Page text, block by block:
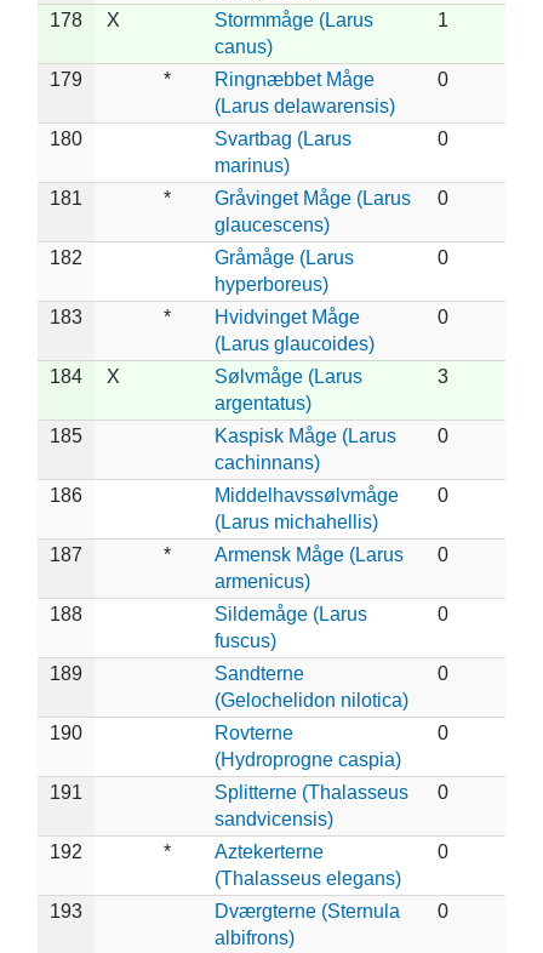
178 X
Stormmåge (Larus
canus)
1
179 *
Ringnæbbet Måge
(Larus delawarensis)
0
180
Svartbag (Larus
marinus)
0
181 *
Gråvinget Måge (Larus
glaucescens)
0
182
Gråmåge (Larus
hyperboreus)
0
183 *
Hvidvinget Måge
(Larus glaucoides)
0
184 X
Sølvmåge (Larus
argentatus)
3
185
Kaspisk Måge (Larus
cachinnans)
0
186
Middelhavssølvmåge
(Larus michahellis)
0
187 *
Armensk Måge (Larus
armenicus)
0
188
Sildemåge (Larus
fuscus)
0
189
Sandterne
(Gelochelidon nilotica)
0
190
Rovterne
(Hydroprogne caspia)
0
191
Splitterne (Thalasseus
sandvicensis)
0
192 *
Aztekerterne
(Thalasseus elegans)
0
193
Dværgterne (Sternula
albifrons)
0